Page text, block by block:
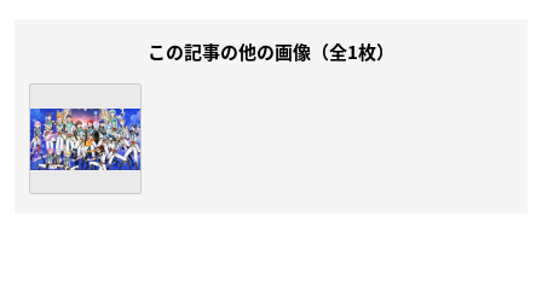
この記事の他の画像（全1枚）